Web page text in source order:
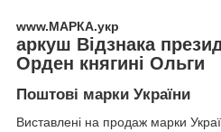
www.МАРКА.укр
аркуш Відзнака
Орден княгині Ольги
Поштові марки України
Виставлені на продаж марки